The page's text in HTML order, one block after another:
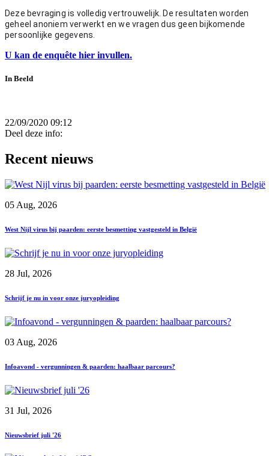
Deze bevraging is volledig vertrouwelijk. De resultaten worden
geheel anoniem verwerkt en we vragen dus geen bijkomende
persoonlijke gegevens.
U kan de enquête hier invullen.
In Beeld
22/09/2020 09:12
Deel deze info:
Recent nieuws
05 Aug, 2026
West Nijl virus bij paarden: eerste besmetting vastgesteld in België
28 Jul, 2026
Schrijf je nu in voor onze juryopleiding
03 Aug, 2026
Infoavond - vergunningen & paarden: haalbaar parcours?
31 Jul, 2026
Nieuwsbrief juli '26